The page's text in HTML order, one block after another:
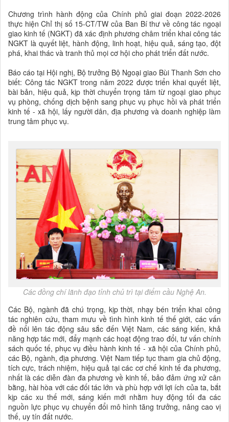
Chương trình hành động của Chính phủ giai đoạn 2022-2026
thực hiện Chỉ thị số 15-CT/TW của Ban Bí thư về công tác ngoại
giao kinh tế (NGKT) đã xác định phương châm triển khai công tác
NGKT là quyết liệt, hành động, linh hoạt, hiệu quả, sáng tạo, đột
phá, khai thác và tranh thủ mọi cơ hội cho phát triển đất nước.
Báo cáo tại Hội nghị, Bộ trưởng Bộ Ngoại giao Bùi Thanh Sơn cho
biết: Công tác NGKT trong năm 2022 được triển khai quyết liệt,
bài bản, hiệu quả, kịp thời chuyển trọng tâm từ ngoại giao phục
vụ phòng, chống dịch bệnh sang phục vụ phục hồi và phát triển
kinh tế - xã hội, lấy người dân, địa phương và doanh nghiệp làm
trung tâm phục vụ.
Các đồng chí lãnh đạo tỉnh chủ trì tại điểm cầu Nghệ An.
Các Bộ, ngành đã chú trọng, kịp thời, nhạy bén triển khai công
tác nghiên cứu, tham mưu về tình hình kinh tế thế giới, các vấn
đề nổi lên tác động sâu sắc đến Việt Nam, các sáng kiến, khả
năng hợp tác mới, đẩy mạnh các hoạt động trao đổi, tư vấn chính
sách quốc tế, phục vụ điều hành kinh tế - xã hội của Chính phủ,
các Bộ, ngành, địa phương. Việt Nam tiếp tục tham gia chủ động,
tích cực, trách nhiệm, hiệu quả tại các cơ chế kinh tế đa phương,
nhất là các diễn đàn đa phương về kinh tế, bảo đảm ứng xử cân
bằng, hài hòa với các đối tác lớn và phù hợp với lợi ích của ta, bắt
kịp các xu thế mới, sáng kiến mới nhằm huy động tối đa các
nguồn lực phục vụ chuyển đổi mô hình tăng trưởng, nâng cao vị
thế, uy tín đất nước.